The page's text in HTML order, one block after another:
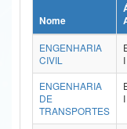
Ministério da Ciência,
Ministério do Meio Ambiente
Ministério do Turismo
Ministério do
Nome
ENGENHARIA
CIVIL
I
ENGENHARIA
DE
TRANSPORTES
I